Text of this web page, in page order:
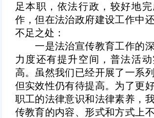
足本职，依法行政，较好地
作，但在法治政府建设工作中
不足之处：
一是法治宣传教育工作的深
力度还有提升空间，普法活
高。虽然我们已经开展了一系
但实效性仍有待提高。为了更
职工的法律意识和法律素养，
传教育的内容、形式和方式上